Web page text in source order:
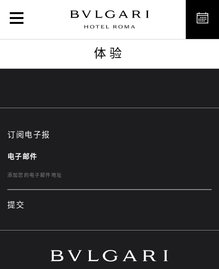
体验
体验
订阅电子报
电子邮件
提交